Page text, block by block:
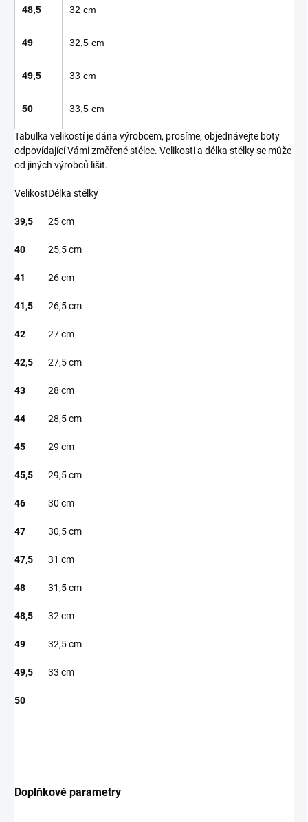
48,5 32 cm
49 32,5 cm
49,5 33 cm
50 33,5 cm
Tabulka velikostí je dána výrobcem, prosíme, objednávejte boty
odpovídající Vámi změřené stélce. Velikosti a délka stélky se může
od jiných výrobců lišit.
VelikostDélka stélky
39,5 25 cm
40 25,5 cm
41 26 cm
41,5 26,5 cm
42 27 cm
42,5 27,5 cm
43 28 cm
44 28,5 cm
45 29 cm
45,5 29,5 cm
46 30 cm
47 30,5 cm
47,5 31 cm
48 31,5 cm
48,5 32 cm
49 32,5 cm
49,5 33 cm
50
Doplňkové parametry